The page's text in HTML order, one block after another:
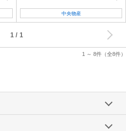
中央物産
1 ～ 8件 （全8件）
1